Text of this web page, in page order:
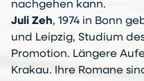
nachgehen kann.
Juli Zeh, 1974 in Bonn
und Leipzig, Studium
Promotion. Längere
Krakau. Ihre Romane